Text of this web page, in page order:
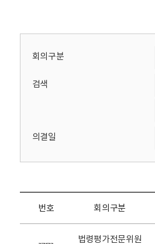
회
회의구분
검색
의결일
번호 회의구분
법령평가전문위원